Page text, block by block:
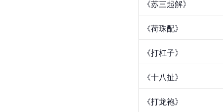
《苏三起解》
《荷珠配》
《打杠子》
《十八扯》
《打龙袍》